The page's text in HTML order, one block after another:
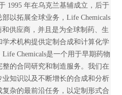
1995 年在乌克兰基辅成立，后于
以拓展全球业务，Life Chemicals
供应商，并且是为全球制药、生
术机构提供定制合成和计算化学
Chemicals是一个用于早期药物
的合同研究和制造服务。我们在
知识以及不断增长的合成和分析
杂的最前沿任务，以定制形式合